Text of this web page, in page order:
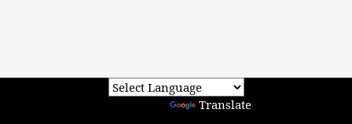
Translate